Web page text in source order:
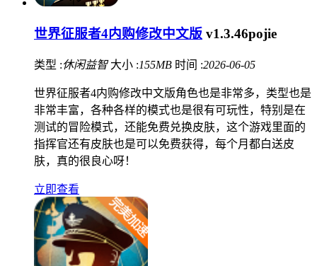
世界征服者4内购修改中文版 v1.3.46pojie
类型 :休闲益智 大小 :155MB 时间 :2026-06-05
世界征服者4内购修改中文版角色也是非常多，类型也是
非常丰富，各种各样的模式也是很有可玩性，特别是在
测试的冒险模式，还能免费兑换皮肤，这个游戏里面的
指挥官还有皮肤也是可以免费获得，每个月都白送皮
肤，真的很良心呀！
立即查看